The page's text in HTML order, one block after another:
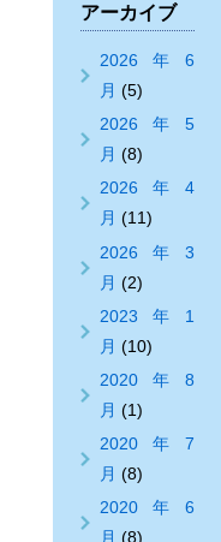
アーカイブ
2026年6
月 (5)
2026年5
月 (8)
2026年4
月 (11)
2026年3
月 (2)
2023年1
月 (10)
2020年8
月 (1)
2020年7
月 (8)
2020年6
月 (8)